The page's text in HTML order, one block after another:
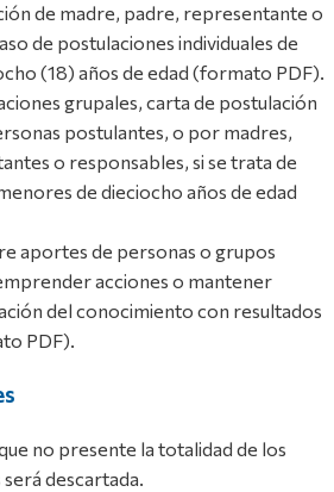
de madre, padre, representante o
de postulaciones individuales de
(18) años de edad (formato PDF).
grupales, carta de postulación
postulantes, o por madres,
o responsables, si se trata de
de dieciocho años de edad
aportes de personas o grupos
acciones o mantener
del conocimiento con resultados
PDF).
no presente la totalidad de los
descartada.